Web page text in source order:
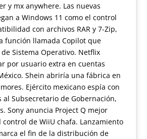
y mx anywhere. Las nuevas
a Windows 11 como el control
con archivos RAR y 7-Zip,
función llamada Copilot que
Sistema Operativo. Netflix
por usuario extra en cuentas
Shein abriría una fábrica en
Ejército mexicano espía con
al Subsecretario de Gobernación,
Sony anuncia Project Q mejor
control de WiiU chafa. Lanzamiento
el fin de la distribución de